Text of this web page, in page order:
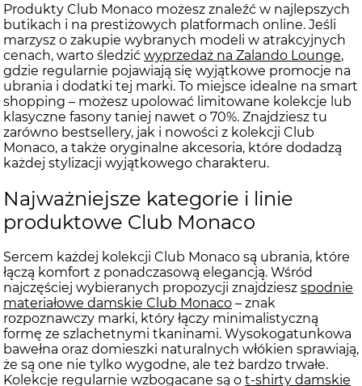
Produkty Club Monaco możesz znaleźć w najlepszych
butikach i na prestiżowych platformach online. Jeśli
marzysz o zakupie wybranych modeli w atrakcyjnych
cenach, warto śledzić wyprzedaż na Zalando Lounge,
gdzie regularnie pojawiają się wyjątkowe promocje na
ubrania i dodatki tej marki. To miejsce idealne na smart
shopping – możesz upolować limitowane kolekcje lub
klasyczne fasony taniej nawet o 70%. Znajdziesz tu
zarówno bestsellery, jak i nowości z kolekcji Club
Monaco, a także oryginalne akcesoria, które dodadzą
każdej stylizacji wyjątkowego charakteru.
Najważniejsze kategorie i linie
produktowe Club Monaco
Sercem każdej kolekcji Club Monaco są ubrania, które
łączą komfort z ponadczasową elegancją. Wśród
najczęściej wybieranych propozycji znajdziesz spodnie
materiałowe damskie Club Monaco – znak
rozpoznawczy marki, który łączy minimalistyczną
formę ze szlachetnymi tkaninami. Wysokogatunkowa
bawełna oraz domieszki naturalnych włókien sprawiają,
że są one nie tylko wygodne, ale też bardzo trwałe.
Kolekcje regularnie wzbogacane są o t-shirty damskie